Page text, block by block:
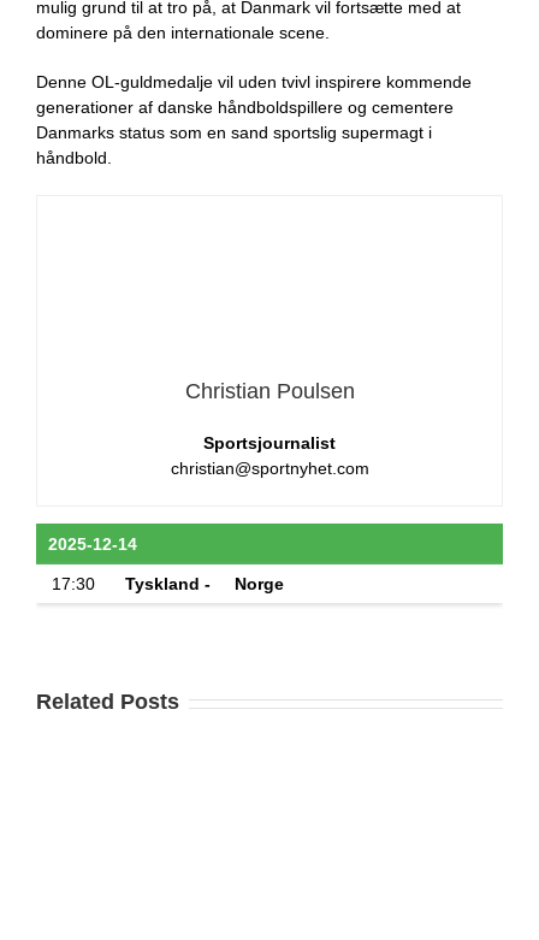
mulig grund til at tro på, at Danmark vil fortsætte med at
dominere på den internationale scene.
Denne OL-guldmedalje vil uden tvivl inspirere kommende
generationer af danske håndboldspillere og cementere
Danmarks status som en sand sportslig supermagt i
håndbold.
Christian Poulsen
Sportsjournalist
christian@sportnyhet.com
2025-12-14
17:30 Tyskland - Norge
Related Posts